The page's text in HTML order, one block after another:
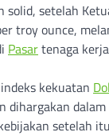
solid, setelah
troy ounce,
Pasartenaga
kekuatan
dalam
setelah